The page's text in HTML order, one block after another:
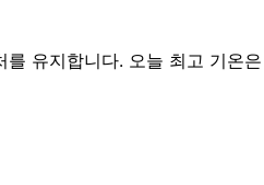
유지합니다. 오늘 최고 기온